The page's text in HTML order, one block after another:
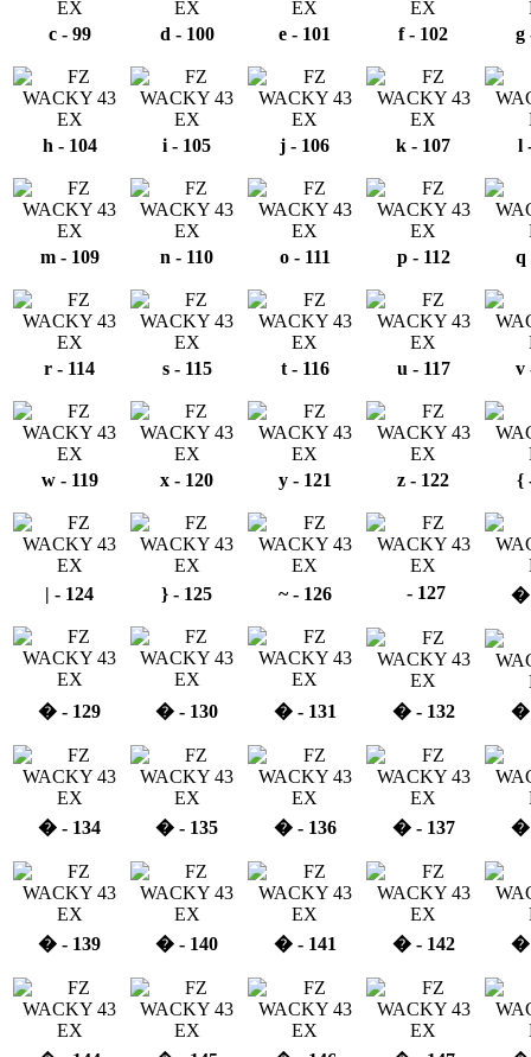
c - 99 d - 100 e - 101 f - 102 g
h - 104 i - 105 j - 106 k - 107 l
m - 109 n - 110 o - 111 p - 112 q
r - 114 s - 115 t - 116 u - 117 v
w - 119 x - 120 y - 121 z - 122 {
| - 124 } - 125 ~ - 126 - 127 �
� - 129 � - 130 � - 131 � - 132 �
� - 134 � - 135 � - 136 � - 137 �
� - 139 � - 140 � - 141 � - 142 �